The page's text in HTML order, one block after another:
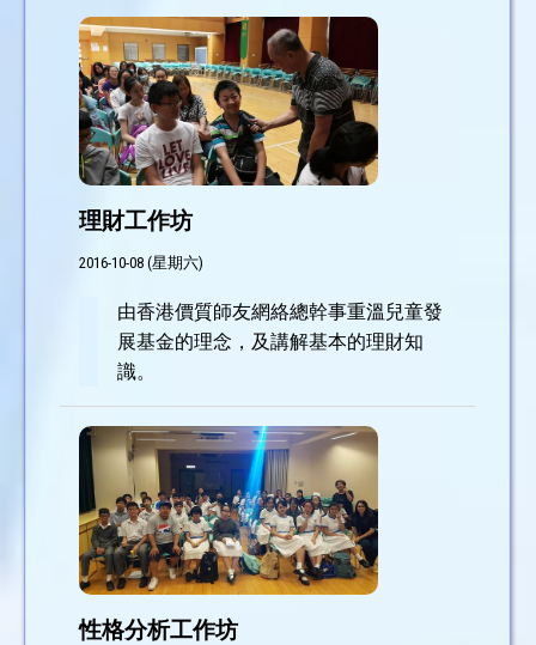
理財工作坊
2016-10-08 (星期六)
由香港價質師友網絡總幹事重溫兒童發
展基金的理念，及講解基本的理財知
識。
性格分析工作坊